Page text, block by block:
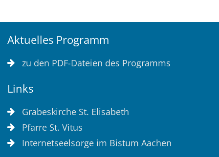
Aktuelles Programm
zu den PDF-Dateien des Programms
Links
Grabeskirche St. Elisabeth
Pfarre St. Vitus
Internetseelsorge im Bistum Aachen